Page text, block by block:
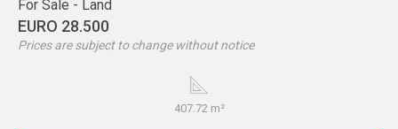
For Sale - Land
EURO 28.500
Prices are subject to change without notice
407.72 m²